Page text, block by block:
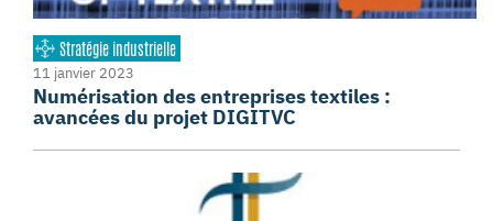
Stratégie industrielle
11 janvier 2023
Numérisation des entreprises textiles :
avancées du projet DIGITVC